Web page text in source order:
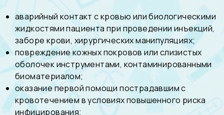
аварийный контакт с кровью или биологическими
жидкостями пациента при проведении инъекций,
заборе крови, хирургических манипуляциях;
повреждение кожных покровов или слизистых
оболочек инструментами, контаминированными
биоматериалом;
оказание первой помощи пострадавшим с
кровотечением в условиях повышенного риска
инфицирования;